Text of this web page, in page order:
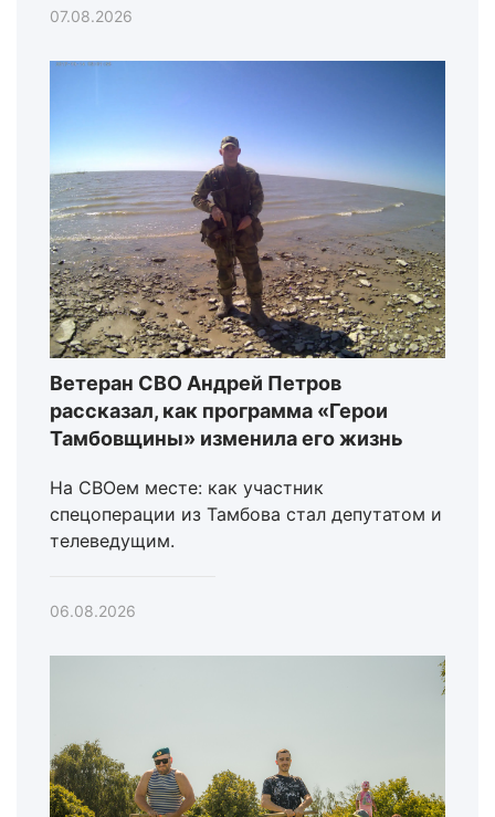
07.08.2026
Ветеран СВО Андрей Петров
рассказал, как программа «Герои
Тамбовщины» изменила его жизнь
На СВОем месте: как участник
спецоперации из Тамбова стал депутатом и
телеведущим.
06.08.2026